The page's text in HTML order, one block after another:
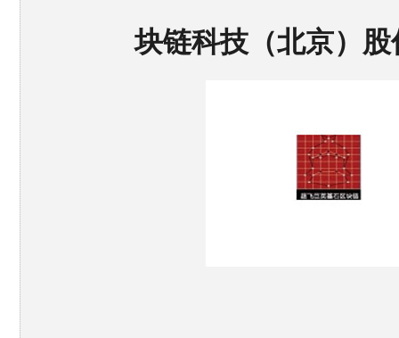
块链科技（北京）